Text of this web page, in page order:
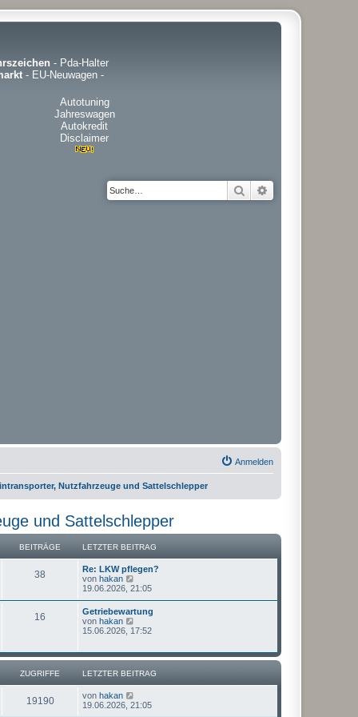
- Pda-Halter
- EU-Neuwagen -
Autotuning
Jahreswagen
Autokredit
Disclaimer
Suche
Anmelden
Nutzfahrzeuge und Sattelschlepper
und Sattelschlepper
BEITRÄGE LETZTER BEITRAG
38
Re: LKW pflegen?
von hakan
e
s
t
e
B
i
t
a
19.06.2026, 21:05
16
Getriebewartung
von hakan
e
s
e
r
e
15.06.2026, 17:52
ZUGRIFFE LETZTER BEITRAG
19190 von hakan
19.06.2026, 21:05